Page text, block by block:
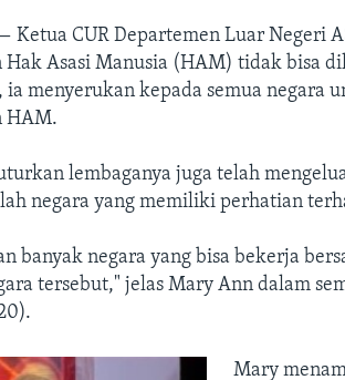
—Ketua CUR Departemen Luar Negeri
Hak Asasi Manusia (HAM) tidak bisa
ia menyerukan kepada semua negara
HAM.
lembaganya juga telah
negara yang memiliki perhatian
banyak negara yang bisa bekerja
tersebut," jelas Mary Ann dalam
Mary